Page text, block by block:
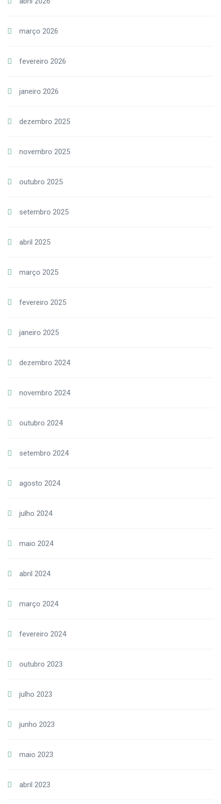
março 2026
fevereiro 2026
janeiro 2026
dezembro 2025
novembro 2025
outubro 2025
setembro 2025
abril 2025
março 2025
fevereiro 2025
janeiro 2025
dezembro 2024
novembro 2024
outubro 2024
setembro 2024
agosto 2024
julho 2024
maio 2024
abril 2024
março 2024
fevereiro 2024
outubro 2023
julho 2023
junho 2023
maio 2023
abril 2023